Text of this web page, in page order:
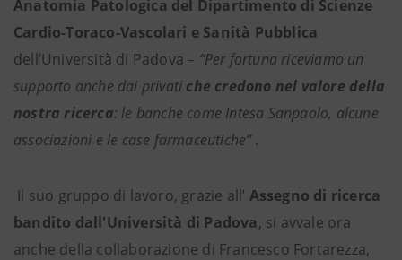
Anatomia Patologica del Dipartimento di Scienze
Cardio-Toraco-Vascolari e Sanità Pubblica
dell’Università di Padova – “Per fortuna riceviamo un
supporto anche dai privati che credono nel valore della
nostra ricerca: le banche come Intesa Sanpaolo, alcune
associazioni e le case farmaceutiche” .
Il suo gruppo di lavoro, grazie all’ Assegno di ricerca
bandito dall'Università di Padova, si avvale ora
anche della collaborazione di Francesco Fortarezza,